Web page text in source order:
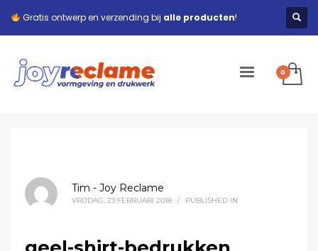
Gratis ontwerp en verzending bij alle producten!
Tim - Joy Reclame
VRIJDAG, 23 FEBRUARI 2018 / PUBLISHED IN